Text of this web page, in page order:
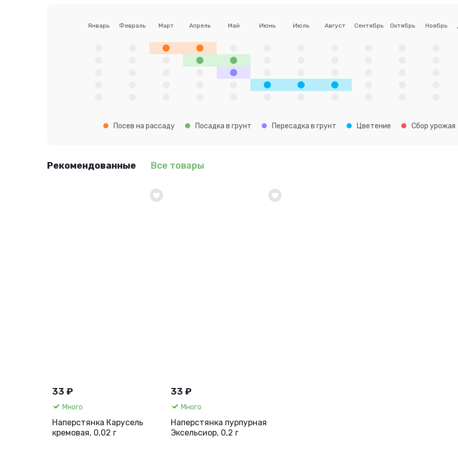
Январь Февраль Март Апрель Май Июнь Июль Август Сентябрь Октябрь Ноябрь
Посев на рассаду Посадка в грунт Пересадка в грунт Цветение Сбор урожая
Рекомендованные Все товары
33 ₽
Много
Наперстянка Карусель
кремовая, 0,02 г
33 ₽
Много
Наперстянка пурпурная
Эксельсиор, 0,2 г